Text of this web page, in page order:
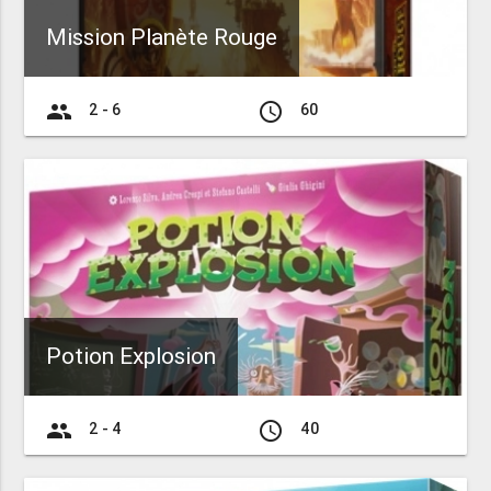
Mission Planète Rouge
group 2 - 6 access_time 60
Potion Explosion
group 2 - 4 access_time 40